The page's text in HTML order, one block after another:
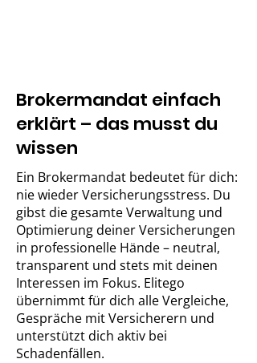
Brokermandat einfach
erklärt – das musst du
wissen
Ein Brokermandat bedeutet für dich:
nie wieder Versicherungsstress. Du
gibst die gesamte Verwaltung und
Optimierung deiner Versicherungen
in professionelle Hände – neutral,
transparent und stets mit deinen
Interessen im Fokus. Elitego
übernimmt für dich alle Vergleiche,
Gespräche mit Versicherern und
unterstützt dich aktiv bei
Schadenfällen.